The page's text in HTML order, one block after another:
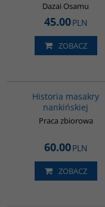
Dazai Osamu
45.00PLN
ZOBACZ
Historia masakry
nankińskiej
Praca zbiorowa
60.00PLN
ZOBACZ